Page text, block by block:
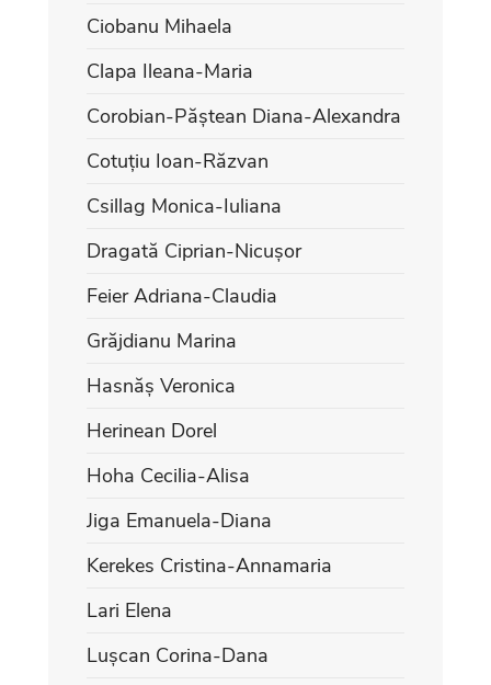
Ciobanu Mihaela
Clapa Ileana-Maria
Corobian-Păștean Diana-Alexandra
Cotuțiu Ioan-Răzvan
Csillag Monica-Iuliana
Dragată Ciprian-Nicușor
Feier Adriana-Claudia
Grăjdianu Marina
Hasnăș Veronica
Herinean Dorel
Hoha Cecilia-Alisa
Jiga Emanuela-Diana
Kerekes Cristina-Annamaria
Lari Elena
Lușcan Corina-Dana